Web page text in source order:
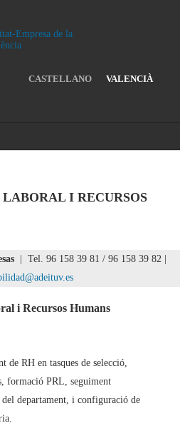
CASTELLANO VALENCIÀ
I RECURSOS
| Tel. 96 158 39 81 / 96 158 39 82 |
i Recursos Humans
de RH en tasques de selecció,
formació PRL, seguiment
departament, i configuració de